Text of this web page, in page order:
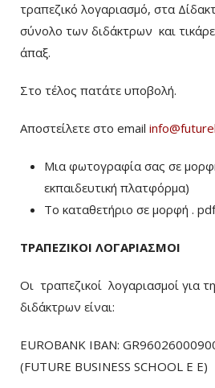
τραπεζικό λογαριασμό, στα
σύνολο των διδάκτρων και
άπαξ.
Στο τέλος πατάτε υποβολή.
Αποστείλετε στο email
Μια φωτογραφία σας σε
εκπαιδευτική πλατφόρμα)
To καταθετήριο σε μορφή . pdf
ΤΡΑΠΕΖΙΚΟΙ ΛΟΓΑΡΙΑΣΜΟΙ
Οι τραπεζικοί λογαριασμοί για
διδάκτρων είναι:
EUROBANK IBAN:
(FUTURE BUSINESS SCHOOL E E)